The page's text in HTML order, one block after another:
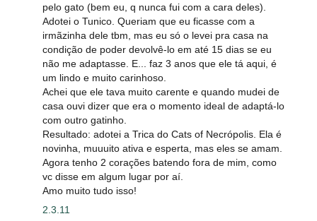
pelo gato (bem eu, q nunca fui com a cara deles).
Adotei o Tunico. Queriam que eu ficasse com a
irmãzinha dele tbm, mas eu só o levei pra casa na
condição de poder devolvê-lo em até 15 dias se eu
não me adaptasse. E... faz 3 anos que ele tá aqui, é
um lindo e muito carinhoso.
Achei que ele tava muito carente e quando mudei de
casa ouvi dizer que era o momento ideal de adaptá-lo
com outro gatinho.
Resultado: adotei a Trica do Cats of Necrópolis. Ela é
novinha, muuuito ativa e esperta, mas eles se amam.
Agora tenho 2 corações batendo fora de mim, como
vc disse em algum lugar por aí.
Amo muito tudo isso!
2.3.11